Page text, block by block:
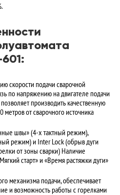
скорости подачи сварочной
по напряжению на двигателе подачи
производить качественную
метров от сварочного источника
швы» (4-х тактный режим),
режим) и Inter Lock (обрыв дуги
от зоны сварки) Наличие
старт» и «Время растяжки дуги»
механизма подачи, обеспечивает
и возможность работы с горелками